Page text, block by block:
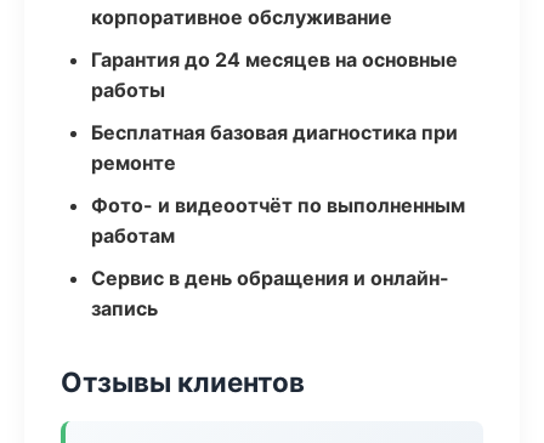
корпоративное обслуживание
Гарантия до 24 месяцев на основные
работы
Бесплатная базовая диагностика при
ремонте
Фото- и видеоотчёт по выполненным
работам
Сервис в день обращения и онлайн-
запись
Отзывы клиентов